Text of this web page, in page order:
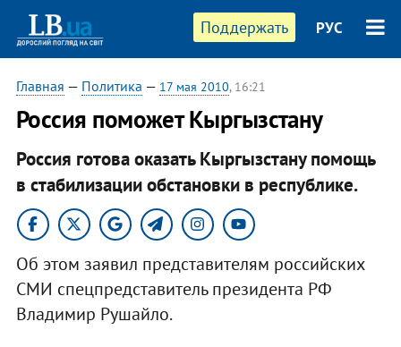
Поддержать РУС
Главная — Политика — 17 мая 2010, 16:21
Россия поможет Кыргызстану
Россия готова оказать Кыргызстану помощь
в стабилизации обстановки в республике.
Об этом заявил представителям российских
СМИ спецпредставитель президента РФ
Владимир Рушайло.